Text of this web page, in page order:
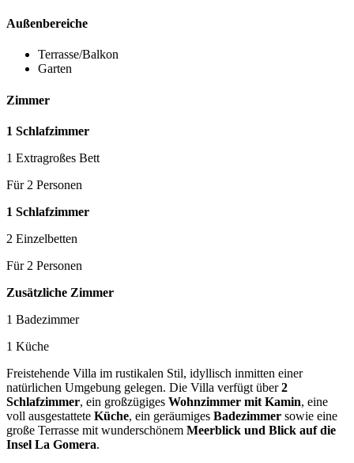
Außenbereiche
Terrasse/Balkon
Garten
Zimmer
1 Schlafzimmer
1 Extragroßes Bett
Für 2 Personen
1 Schlafzimmer
2 Einzelbetten
Für 2 Personen
Zusätzliche Zimmer
1 Badezimmer
1 Küche
Freistehende Villa im rustikalen Stil, idyllisch inmitten einer
natürlichen Umgebung gelegen. Die Villa verfügt über2
Schlafzimmer, ein großzügiges Wohnzimmer mit Kamin, eine
voll ausgestattete Küche, ein geräumiges Badezimmer sowie eine
große Terrasse mit wunderschönem Meerblick und Blick auf die
Insel La Gomera.